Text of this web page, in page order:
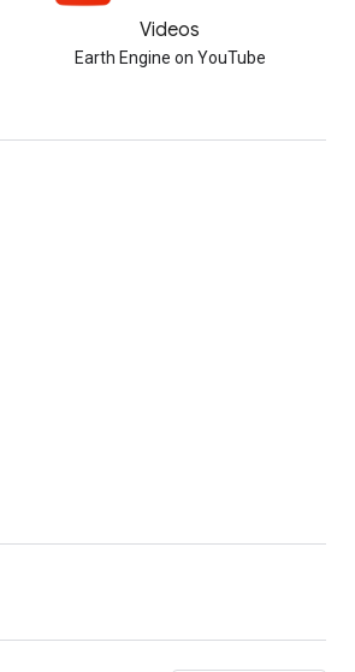
Videos
Earth Engine on YouTube